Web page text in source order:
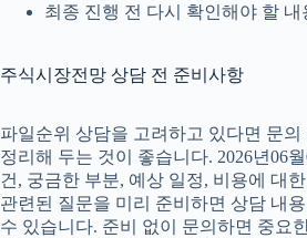
최종 진행 전 다시 확인해야 할 내
주식시장전망 상담 전 준비사항
파일순위 상담을 고려하고 있다면 문의
정리해 두는 것이 좋습니다. 2026년06
건, 궁금한 부분, 예상 일정, 비용에 대
관련된 질문을 미리 준비하면 상담 내
수 있습니다. 준비 없이 문의하면 중요